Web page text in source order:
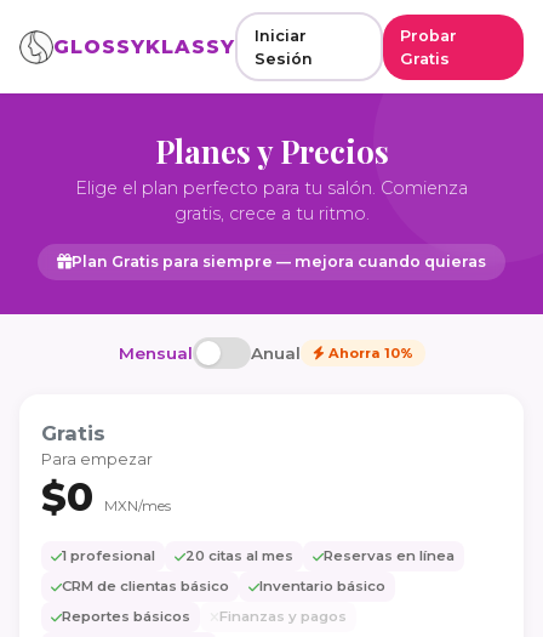
GLOSSYKLASSY
Iniciar
Sesión
Probar
Gratis
Planes y Precios
Elige el plan perfecto para tu salón. Comienza
gratis, crece a tu ritmo.
Plan Gratis para siempre — mejora cuando quieras
Mensual Anual Ahorra 10%
Gratis
Para empezar
$0 MXN/mes
1 profesional 20 citas al mes
Reservas en línea
CRM de clientas básico
Inventario básico
Reportes básicos
Finanzas y pagos